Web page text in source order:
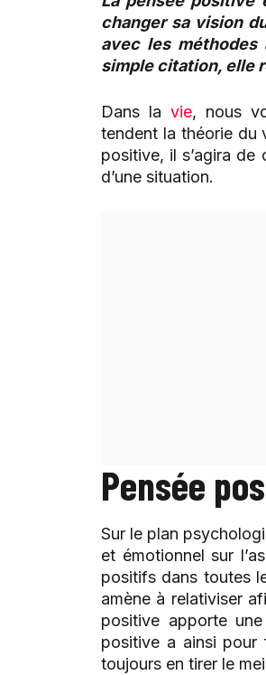
changer sa vision
avec les
simple citation, elle
Dans la vie, nous
tendent la théorie du
positive, il s’agira
d’une situation.
Pensée
Sur le plan
et émotionnel sur
positifs dans toutes
amène à relativiser
positive apporte
positive a ainsi pour
toujours en tirer le